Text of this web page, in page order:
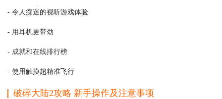
- 令人痴迷的视听游戏体验
- 用耳机更带劲
- 成就和在线排行榜
- 使用触摸超精准飞行
破碎大陆2攻略 新手操作及注意事项